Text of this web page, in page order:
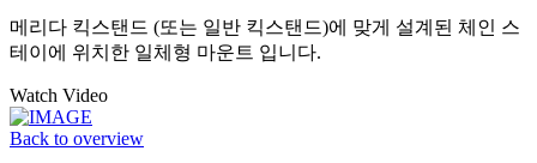
메리다 킥스탠드 (또는 일반 킥스탠드)에 맞게 설계된 체인 스
테이에 위치한 일체형 마운트 입니다.
Watch Video
Back to overview